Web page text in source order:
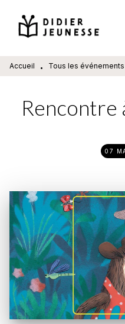
MENU RECHERCHE
PIED DE PAGE
Accueil • Tous les événements
07